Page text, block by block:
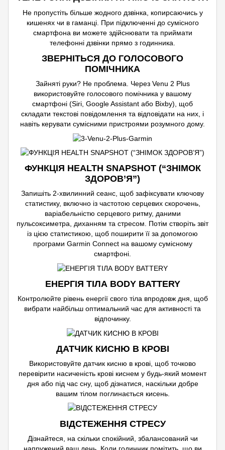
Не пропустіть більше жодного дзвінка, копирсаючись у
кишенях чи в гаманці. При підключенні до сумісного
смартфона ви можете здійснювати та приймати
телефонні дзвінки прямо з годинника.
ЗВЕРНІТЬСЯ ДО ГОЛОСОВОГО
ПОМІЧНИКА
Зайняті руки? Не проблема. Через Venu 2 Plus
використовуйте голосового помічника у вашому
смартфоні (Siri, Google Assistant або Bixby), щоб
складати текстові повідомлення та відповідати на них, і
навіть керувати сумісними пристроями розумного дому.
ФУНКЦІЯ HEALTH SNAPSHOT (“ЗНІМОК
ЗДОРОВ’Я”)
Запишіть 2-хвилинний сеанс, щоб зафіксувати ключову
статистику, включно із частотою серцевих скорочень,
варіабельністю серцевого ритму, даними
пульсоксиметра, диханням та стресом. Потім створіть звіт
із цією статистикою, щоб поширити її за допомогою
програми Garmin Connect на вашому сумісному
смартфоні.
ЕНЕРГІЯ ТІЛА BODY BATTERY
Контролюйте рівень енергії свого тіла впродовж дня, щоб
вибрати найбільш оптимальний час для активності та
відпочинку.
ДАТЧИК КИСНЮ В КРОВІ
Використовуйте датчик кисню в крові, щоб точково
перевірити насиченість крові киснем у будь-який момент
дня або під час сну, щоб дізнатися, наскільки добре
вашим тілом поглинається кисень.
ВІДСТЕЖЕННЯ СТРЕСУ
Дізнайтеся, на скільки спокійний, збалансований чи